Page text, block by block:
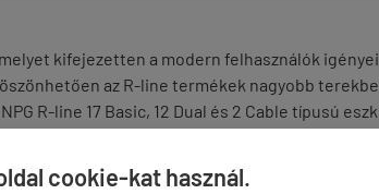
cookie-kat használ.
kifejezetten a modern felhasználók
az R-line termékek nagyobb
R-line 17 Basic, 12 Dual és 2 Cable típusú